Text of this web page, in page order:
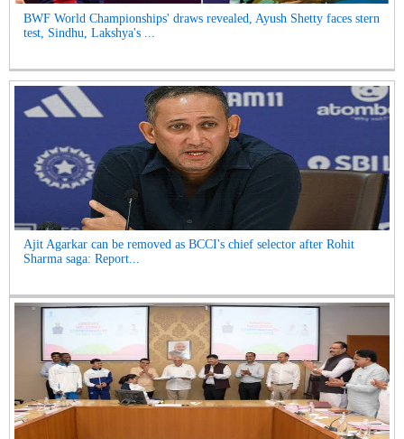
BWF World Championships' draws revealed, Ayush Shetty faces stern
test, Sindhu, Lakshya's ...
Ajit Agarkar can be removed as BCCI's chief selector after Rohit
Sharma saga: Report...